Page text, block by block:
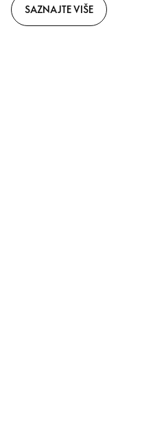
SAZNAJTE VIŠE